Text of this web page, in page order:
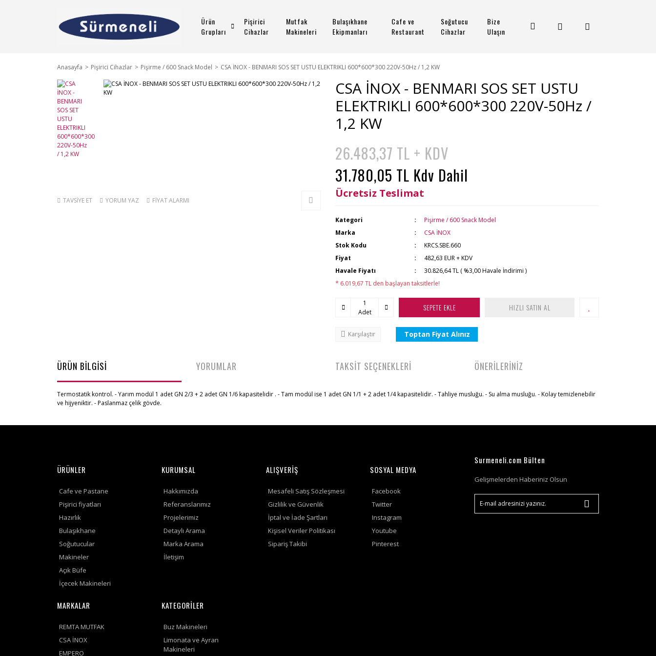
Ürün
Grupları
Pişirici
Cihazlar
Mutfak
Makineleri
Bulaşıkhane
Ekipmanları
Cafe ve
Restaurant
Soğutucu
Cihazlar
Bize
Ulaşın
Anasayfa Pişirici Cihazlar Pişirme / 600 Snack Model CSA İNOX - BENMARI SOS SET USTU ELEKTRIKLI 600*600*300 220V-50Hz / 1,2 KW
TAVSİYE ET YORUM YAZ FİYAT ALARMI
CSA İNOX - BENMARI SOS SET USTU
ELEKTRIKLI 600*600*300 220V-50Hz /
1,2 KW
26.483,37 TL + KDV
31.780,05 TL Kdv Dahil
Ücretsiz Teslimat
Kategori
Pişirme / 600 Snack Model
Marka
CSA İNOX
Stok Kodu
KRCS.SBE.660
Fiyat
482,63 EUR + KDV
Havale Fiyatı
30.826,64 TL ( %3,00 Havale İndirimi )
* 6.019,67 TL den başlayan taksitlerle!
Adet SEPETE EKLE HIZLI SATIN AL
Karşılaştır Toptan Fiyat Alınız
ÜRÜN BİLGİSİ
Termostatik kontrol. - Yarım modül 1 adet GN 2/3 + 2 adet GN 1/6 kapasitelidir . - Tam modül ise 1 adet GN 1/1 + 2 adet 1/4 kapasitelidir. - Tahliye musluğu. - Su alma musluğu. - Kolay temizlenebilir
ve hijyeniktir. - Paslanmaz çelik gövde.
YORUMLAR TAKSİT SEÇENEKLERİ ÖNERİLERİNİZ
ÜRÜNLER
Cafe ve Pastane
Pişirici fiyatları
Hazırlık
Bulaşıkhane
Soğutucular
Makineler
Açık Büfe
İçecek Makineleri
KURUMSAL
Hakkımızda
Referanslarımız
Projelerimiz
Detaylı Arama
Marka Arama
İletişim
ALIŞVERİŞ
Mesafeli Satış Sözleşmesi
Gizlilik ve Güvenlik
İptal ve İade Şartları
Kişisel Veriler Politikası
Sipariş Takibi
SOSYAL MEDYA
Facebook
Twitter
Instagram
Youtube
Pinterest
MARKALAR
REMTA MUTFAK
CSA İNOX
EMPERO
KATEGORİLER
Buz Makineleri
Limonata ve Ayran
Makineleri
Surmeneli.com Bülten
Gelişmelerden Haberiniz Olsun